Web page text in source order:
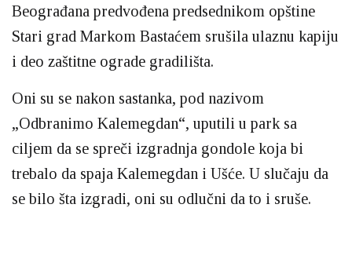
Beograđana predvođena predsednikom opštine
Stari grad Markom Bastaćem srušila ulaznu kapiju
i deo zaštitne ograde gradilišta.
Oni su se nakon sastanka, pod nazivom
„Odbranimo Kalemegdan“, uputili u park sa
ciljem da se spreči izgradnja gondole koja bi
trebalo da spaja Kalemegdan i Ušće. U slučaju da
se bilo šta izgradi, oni su odlučni da to i sruše.